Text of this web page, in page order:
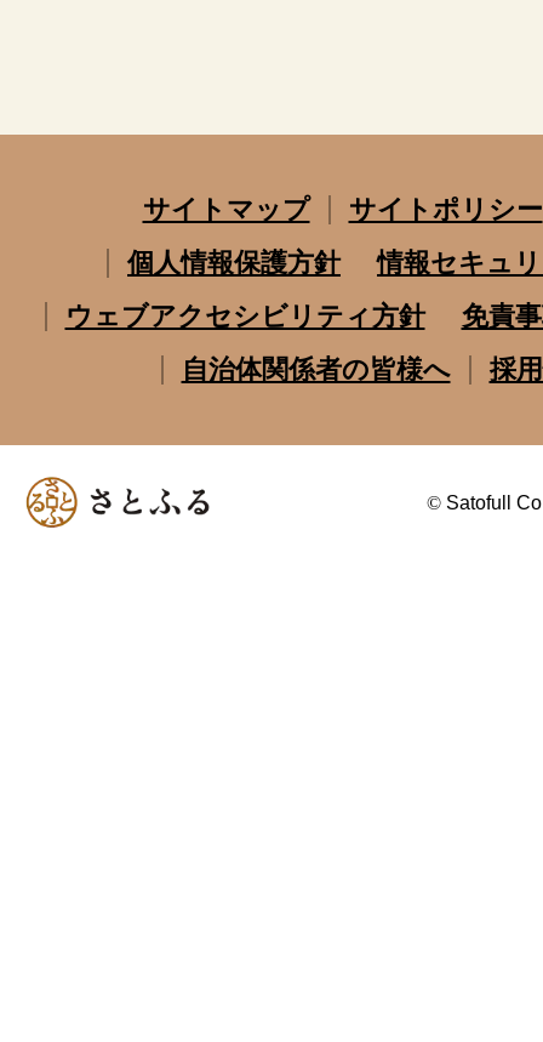
サイトマップ
サイトポリシー
個人情報保護方針
情報セキュ
ウェブアクセシビリティ方針
免責
自治体関係者の皆様へ
採
© Satofull